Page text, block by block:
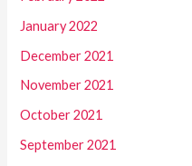
January 2022
December 2021
November 2021
October 2021
September 2021